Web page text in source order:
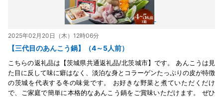
2025年02月20日（木）12時06分
【三代目のあんこう鍋】（4～5人前）
こちらの返礼品は【茨城県共通返礼品/北茨城市】です。 あんこうは見
た目に反して味に癖はなく、淡泊な身とコラーゲンたっぷりの皮が特徴
の茨城を代表する冬の味覚です。 お好きな野菜と煮ていただくだけ
で、ご家庭で簡単に本格的なあんこう鍋をご賞味いただけます。 ぜひ